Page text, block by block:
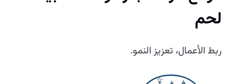
لحم
ربط الأعمال، تعزيز النمو.